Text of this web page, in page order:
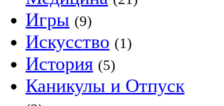
Игры (9)
Искусство (1)
История (5)
Каникулы и Отпуск